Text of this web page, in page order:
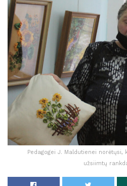
Pedagogei J. Maldutienei
užsiimtų